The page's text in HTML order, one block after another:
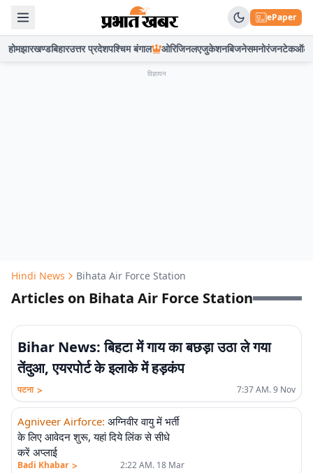
ePaper
होमझारखण्डबिहारउत्तर प्रदेशपश्चिम बंगाल ओरिजिनलएजुकेशनबिजनेसमनोरंजनटेकऑटो
विज्ञापन
Hindi News Bihata Air Force Station
Articles on Bihata Air Force Station
Bihar News: बिहटा में गाय का बछड़ा उठा ले गया
तेंदुआ, एयरपोर्ट के इलाके में हड़कंप
पटना > 7:37 AM. 9 Nov
Agniveer Airforce: अग्निवीर वायु में भर्ती
के लिए आवेदन शुरू, यहां दिये लिंक से सीधे
करें अप्लाई
Badi Khabar > 2:22 AM. 18 Mar